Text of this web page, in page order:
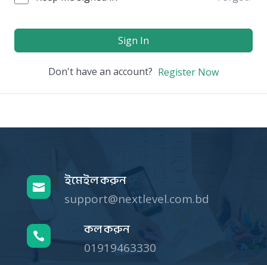
Sign In
Don't have an account? Register Now
 ইমেইল করুন
support@nextlevel.com.bd
 কল করুন
01919463330